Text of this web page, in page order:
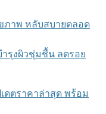
ภาพ หลับสบายตลอด
ำรุงผิวชุ่มชื้น ลดรอย
เดตราคาล่าสุด พร้อม